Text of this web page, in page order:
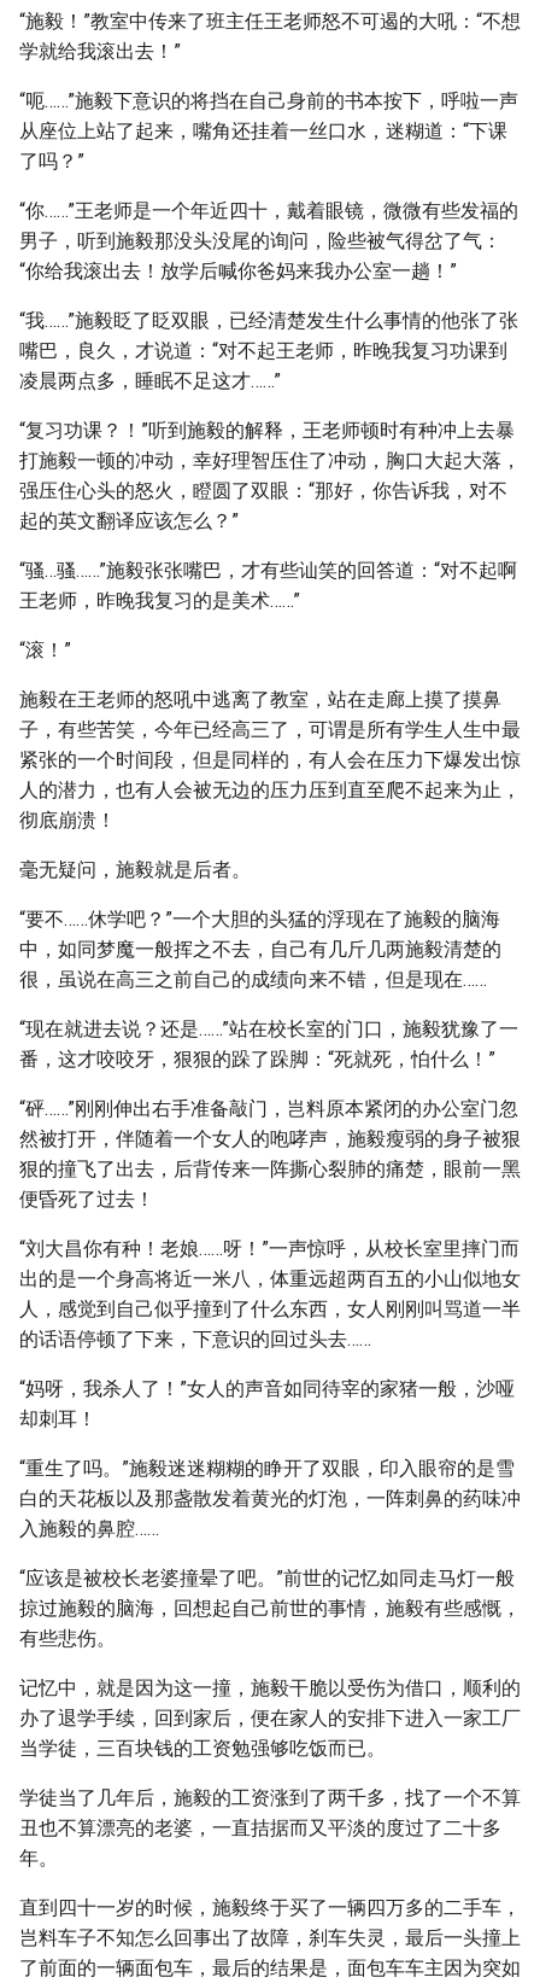
“施毅！”教室中传来了班主任王老师怒不可遏的大吼：“不想
学就给我滚出去！”
“呃……”施毅下意识的将挡在自己身前的书本按下，呼啦一声
从座位上站了起来，嘴角还挂着一丝口水，迷糊道：“下课
了吗？”
“你……”王老师是一个年近四十，戴着眼镜，微微有些发福的
男子，听到施毅那没头没尾的询问，险些被气得岔了气：
“你给我滚出去！放学后喊你爸妈来我办公室一趟！”
“我……”施毅眨了眨双眼，已经清楚发生什么事情的他张了张
嘴巴，良久，才说道：“对不起王老师，昨晚我复习功课到
凌晨两点多，睡眠不足这才……”
“复习功课？！”听到施毅的解释，王老师顿时有种冲上去暴
打施毅一顿的冲动，幸好理智压住了冲动，胸口大起大落，
强压住心头的怒火，瞪圆了双眼：“那好，你告诉我，对不
起的英文翻译应该怎么？”
“骚…骚……”施毅张张嘴巴，才有些讪笑的回答道：“对不起啊
王老师，昨晚我复习的是美术……”
“滚！”
施毅在王老师的怒吼中逃离了教室，站在走廊上摸了摸鼻
子，有些苦笑，今年已经高三了，可谓是所有学生人生中最
紧张的一个时间段，但是同样的，有人会在压力下爆发出惊
人的潜力，也有人会被无边的压力压到直至爬不起来为止，
彻底崩溃！
毫无疑问，施毅就是后者。
“要不……休学吧？”一个大胆的头猛的浮现在了施毅的脑海
中，如同梦魔一般挥之不去，自己有几斤几两施毅清楚的
很，虽说在高三之前自己的成绩向来不错，但是现在……
“现在就进去说？还是……”站在校长室的门口，施毅犹豫了一
番，这才咬咬牙，狠狠的跺了跺脚：“死就死，怕什么！”
“砰……”刚刚伸出右手准备敲门，岂料原本紧闭的办公室门忽
然被打开，伴随着一个女人的咆哮声，施毅瘦弱的身子被狠
狠的撞飞了出去，后背传来一阵撕心裂肺的痛楚，眼前一黑
便昏死了过去！
“刘大昌你有种！老娘……呀！”一声惊呼，从校长室里摔门而
出的是一个身高将近一米八，体重远超两百五的小山似地女
人，感觉到自己似乎撞到了什么东西，女人刚刚叫骂道一半
的话语停顿了下来，下意识的回过头去……
“妈呀，我杀人了！”女人的声音如同待宰的家猪一般，沙哑
却刺耳！
“重生了吗。”施毅迷迷糊糊的睁开了双眼，印入眼帘的是雪
白的天花板以及那盏散发着黄光的灯泡，一阵刺鼻的药味冲
入施毅的鼻腔……
“应该是被校长老婆撞晕了吧。”前世的记忆如同走马灯一般
掠过施毅的脑海，回想起自己前世的事情，施毅有些感慨，
有些悲伤。
记忆中，就是因为这一撞，施毅干脆以受伤为借口，顺利的
办了退学手续，回到家后，便在家人的安排下进入一家工厂
当学徒，三百块钱的工资勉强够吃饭而已。
学徒当了几年后，施毅的工资涨到了两千多，找了一个不算
丑也不算漂亮的老婆，一直拮据而又平淡的度过了二十多
年。
直到四十一岁的时候，施毅终于买了一辆四万多的二手车，
岂料车子不知怎么回事出了故障，刹车失灵，最后一头撞上
了前面的一辆面包车，最后的结果是，面包车车主因为突如